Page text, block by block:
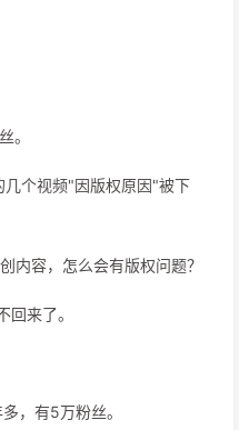
。
个视频"因版权原因"被下
内容，怎么会有版权问题？
来了。
，有5万粉丝。